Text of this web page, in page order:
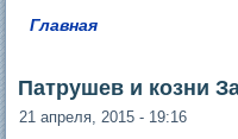
Главная
Патрушев и козни
21 апреля, 2015 - 19:16